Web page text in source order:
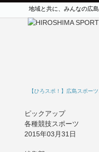
地域と共に、みんなの広
【ひろスポ！】広島スポー
ピックアップ
各種競技スポーツ
2015年03月31日